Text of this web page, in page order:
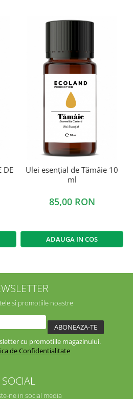
DE
Ulei esențial de Tămâie 10
ml
85,00 RON
ADAUGA IN COS
si promotiile noastre
cu promotiile magazinului.
de Confidentialitate
SOCIAL
ne in social media